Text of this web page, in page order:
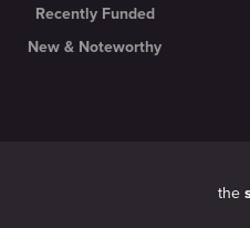
Recently Funded
New & Noteworthy
the